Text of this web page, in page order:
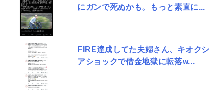
にガンで死ぬかも。もっと素直に...
FIRE達成してた夫婦さん、キオクシ
アショックで借金地獄に転落w...